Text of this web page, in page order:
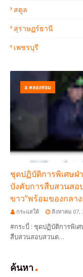
สตูล
สุราษฏร์ธานี
เพชรบุรี
อ.คลองท่อม
ชุดปฏิบัติการพิเศษฝ่
บังคับการสืบสวนสอ
ขาว”พร้อมของกลาง
กระแสใต้ สิงหาคม 07,
#กระบี่ : ชุดปฏิบัติการพิเ
สืบสวนสอบสวนต…
ค้นหา